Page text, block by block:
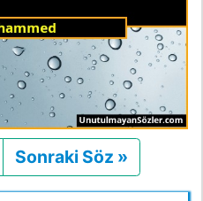
Önceki
Sonraki Söz »